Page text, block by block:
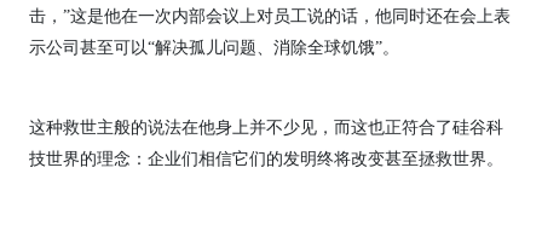
击，”这是他在一次内部会议上对员工说的话，他同时还在会上表
示公司甚至可以“解决孤儿问题、消除全球饥饿”。
这种救世主般的说法在他身上并不少见，而这也正符合了硅谷科
技世界的理念：企业们相信它们的发明终将改变甚至拯救世界。